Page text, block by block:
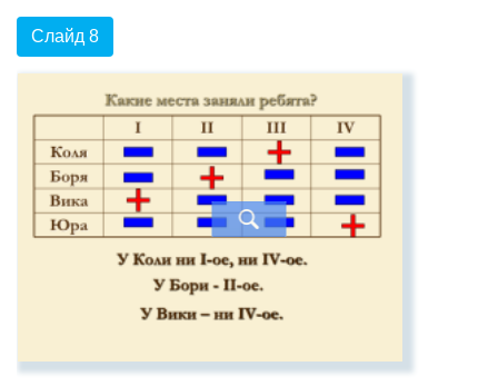
Слайд 8